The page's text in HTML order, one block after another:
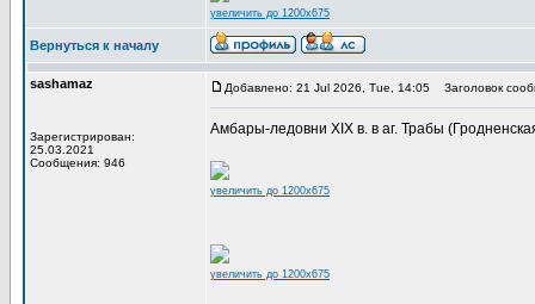
увеличить до 1200x675
Вернуться к началу
sashamaz
Зарегистрирован:
25.03.2021
Сообщения: 946
Добавлено: 21 Jul 2026, Tue, 14:05 Заголовок
Амбары-ледовни XIX в. в аг. Трабы
увеличить до 1200x675
увеличить до 1200x675